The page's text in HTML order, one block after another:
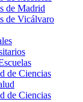
de Madrid
de Vicálvaro
de Ciencias
de Ciencias